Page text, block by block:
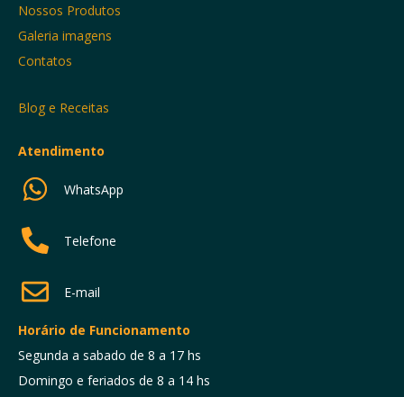
Nossos Produtos
Galeria imagens
Contatos
Blog e Receitas
Atendimento
WhatsApp
Telefone
E-mail
Horário de Funcionamento
Segunda a sabado de 8 a 17 hs
Domingo e feriados de 8 a 14 hs